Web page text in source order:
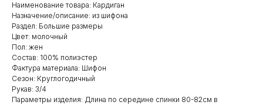
Наименование товара: Кардиган
Назначение/описание: из шифона
Раздел: Большие размеры
Цвет: молочный
Пол: жен
Состав: 100% полиэстер
Фактура материала: Шифон
Сезон: Круглогодичный
Рукав: 3/4
Параметры изделия: Длина по середине спинки 80-82см в